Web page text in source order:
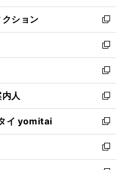
開
く
ウ
で
開
く
ン
ド
ウ
で
開
く
ウ
ィ
ン
ド
ウ
で
開
く
ション
新
し
い
ウ
ィ
ン
ド
ウ
で
開
く
新
し
い
ウ
ィ
ン
ド
ウ
で
開
新
し
い
ウ
ィ
ン
ド
ウ
人
新
し
い
ウ
ィ
ン
イ yomitai
新
し
い
ウ
新
し